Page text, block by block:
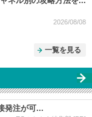
2026/08/08
一覧を見る
発注が可...